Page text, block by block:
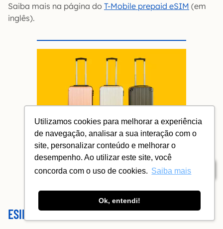
Utilizamos cookies para melhorar a experiência
de navegação, analisar a sua interação com o
site, personalizar conteúdo e melhorar o
desempenho. Ao utilizar este site, você
concorda com o uso de cookies. Saiba mais
Ok, entendi!
Índice
Saiba mais na página do T-Mobile prepaid eSIM (em
inglês).
Mala de bordo nas medidas certas
Encontre mala P, com rodinha, na
medida permitida pelas cias. aéreas
ESIM PARA 190 PAÍSES: AIRALO